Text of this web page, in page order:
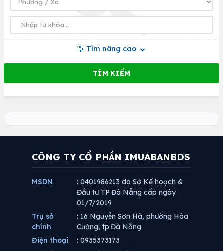
Tìm nâng cao
CÔNG TY CỔ PHẦN IMUABANBDS
MSDN
: 0401986213 do Sở Kế hoạch &
Đầu tư TP Đà Nẵng cấp ngày
01/7/2019
Trụ sở
chính
: 16 Nguyễn Sơn Hà, phường Hòa
Cường, tp Đà Nẵng
Điện thoại
: 0935373173